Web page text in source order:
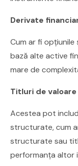
Derivate
Cum ar fi
bază alte active
mare de
Titluri de
Acestea pot
structurate, cum
structurate sau
performanța altor